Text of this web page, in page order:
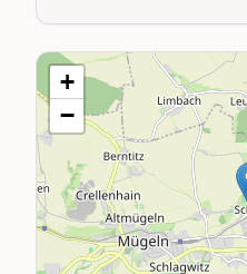
+
−